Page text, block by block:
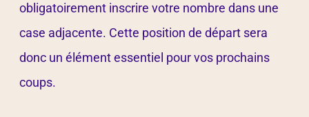
obligatoirement inscrire votre nombre dans une
case adjacente. Cette position de départ sera
donc un élément essentiel pour vos prochains
coups.